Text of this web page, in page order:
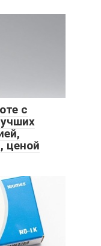
с
ценой